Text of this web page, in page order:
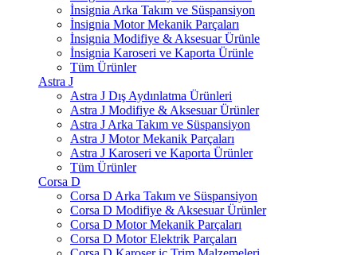
İnsignia Arka Takım ve Süspansiyon
İnsignia Motor Mekanik Parçaları
İnsignia Modifiye & Aksesuar Ürünle
İnsignia Karoseri ve Kaporta Ürünle
Tüm Ürünler
Astra J
Astra J Dış Aydınlatma Ürünleri
Astra J Modifiye & Aksesuar Ürünler
Astra J Arka Takım ve Süspansiyon
Astra J Motor Mekanik Parçaları
Astra J Karoseri ve Kaporta Ürünler
Tüm Ürünler
Corsa D
Corsa D Arka Takım ve Süspansiyon
Corsa D Modifiye & Aksesuar Ürünler
Corsa D Motor Mekanik Parçaları
Corsa D Motor Elektrik Parçaları